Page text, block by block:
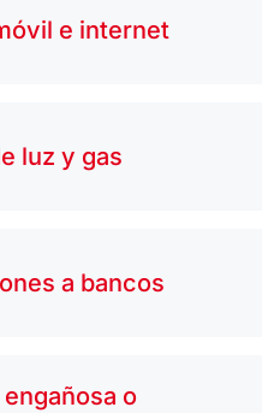
e internet
luz y gas
a bancos
o